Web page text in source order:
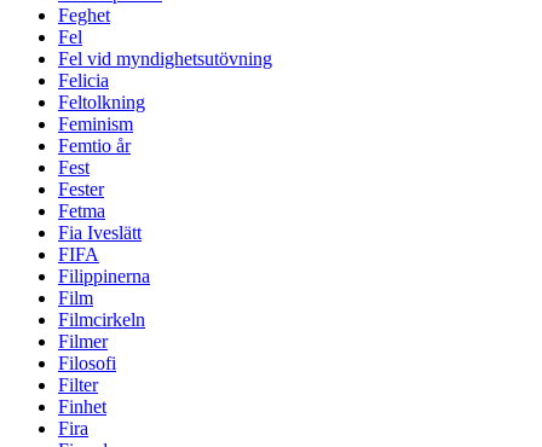
Feghet
Fel
Fel vid myndighetsutövning
Felicia
Feltolkning
Feminism
Femtio år
Fest
Fester
Fetma
Fia Iveslätt
FIFA
Filippinerna
Film
Filmcirkeln
Filmer
Filosofi
Filter
Finhet
Fira